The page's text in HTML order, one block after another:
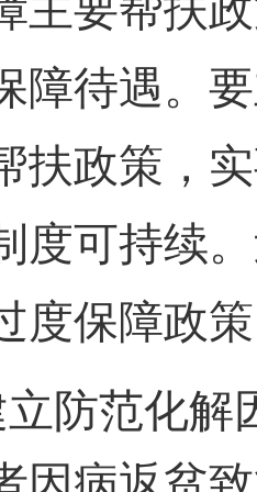
主要帮扶
障待遇。
扶政策，
度可持续
度保障政
防范化解